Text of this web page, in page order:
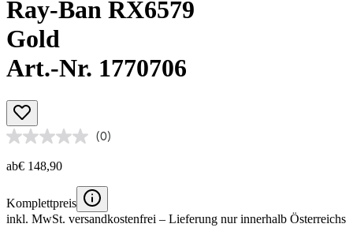
Ray-Ban RX6579
Gold
Art.-Nr. 1770706
(0)
ab€ 148,90
Komplettpreis
inkl. MwSt. versandkostenfrei – Lieferung nur innerhalb Österreichs